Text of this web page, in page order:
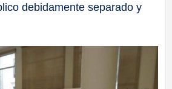
debidamente separado y